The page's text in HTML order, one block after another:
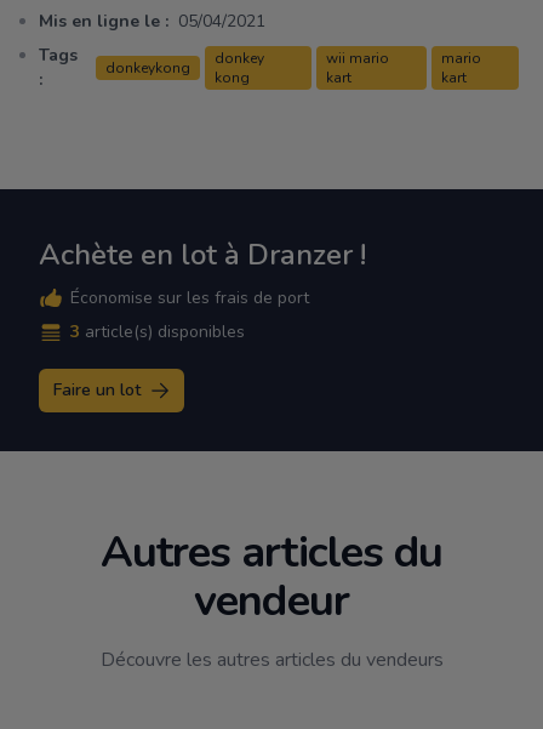
Mis en ligne le : 05/04/2021
Tags
:
donkeykong
donkey
kong
wii mario
kart
mario
kart
Achète en lot à Dranzer !
Économise sur les frais de port
3 article(s) disponibles
Faire un lot
Autres articles du
vendeur
Découvre les autres articles du vendeurs